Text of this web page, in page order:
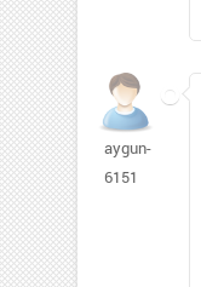
aygun-
6151